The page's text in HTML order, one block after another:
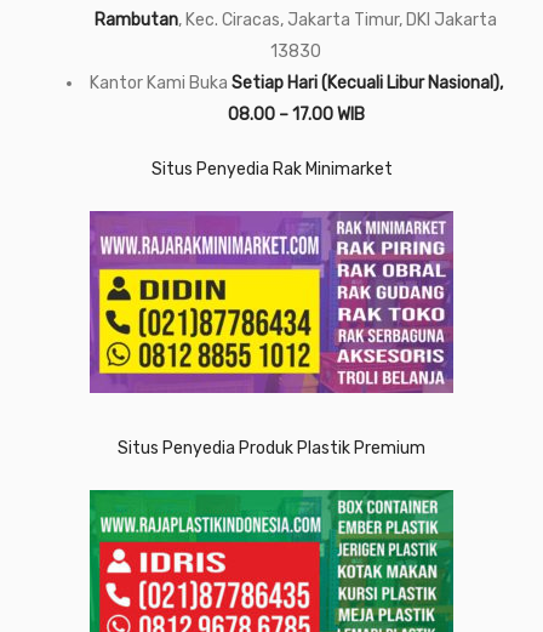
Rambutan, Kec. Ciracas, Jakarta Timur, DKI Jakarta
13830
Kantor Kami Buka Setiap Hari (Kecuali Libur Nasional),
08.00 – 17.00 WIB
Situs Penyedia Rak Minimarket
Situs Penyedia Produk Plastik Premium